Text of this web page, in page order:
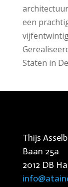
een
Staten in
Thijs
Baan 25a
2012 DB